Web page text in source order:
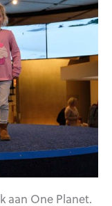
aan One Planet.